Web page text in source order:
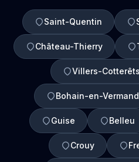
Saint-Quentin
Château-Thierry
Villers-Cotterêts
Bohain-en-
Guise Belleu
Crouy